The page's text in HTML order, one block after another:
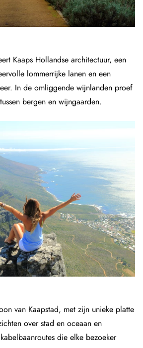
Kaaps Hollandse architectuur, een
lommerrijke lanen en een
In de omliggende wijnlanden proef
bergen en wijngaarden.
van Kaapstad, met zijn unieke platte
over stad en oceaan en
die elke bezoeker